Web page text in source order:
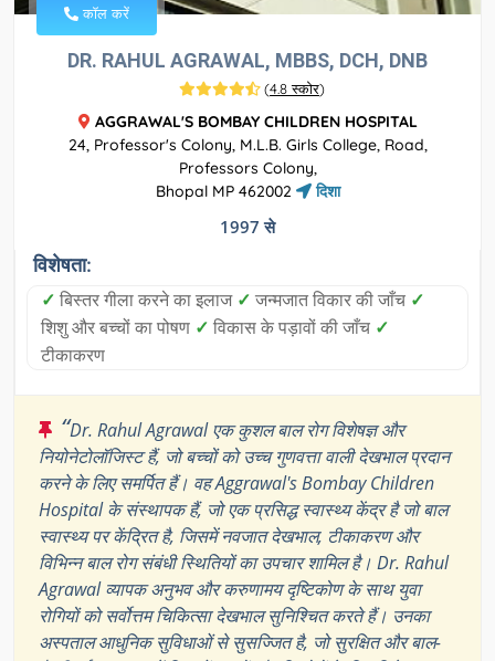
कॉल करें
DR. RAHUL AGRAWAL, MBBS, DCH, DNB
(4.8 स्कोर)
AGGRAWAL'S BOMBAY CHILDREN HOSPITAL
24, Professor's Colony, M.L.B. Girls College, Road,
Professors Colony,
Bhopal MP 462002
दिशा
1997 से
विशेषता:
✓ बिस्तर गीला करने का इलाज ✓ जन्मजात विकार की जाँच ✓
शिशु और बच्चों का पोषण ✓ विकास के पड़ावों की जाँच ✓
टीकाकरण
“Dr. Rahul Agrawal एक कुशल बाल रोग विशेषज्ञ और
नियोनेटोलॉजिस्ट हैं, जो बच्चों को उच्च गुणवत्ता वाली देखभाल प्रदान
करने के लिए समर्पित हैं। वह Aggrawal's Bombay Children
Hospital के संस्थापक हैं, जो एक प्रसिद्ध स्वास्थ्य केंद्र है जो बाल
स्वास्थ्य पर केंद्रित है, जिसमें नवजात देखभाल, टीकाकरण और
विभिन्न बाल रोग संबंधी स्थितियों का उपचार शामिल है। Dr. Rahul
Agrawal व्यापक अनुभव और करुणामय दृष्टिकोण के साथ युवा
रोगियों को सर्वोत्तम चिकित्सा देखभाल सुनिश्चित करते हैं। उनका
अस्पताल आधुनिक सुविधाओं से सुसज्जित है, जो सुरक्षित और बाल-